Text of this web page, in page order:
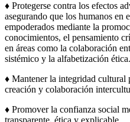
♦ Protegerse contra los efectos
asegurando que los humanos en
empoderados mediante la
conocimientos, el pensamiento
en áreas como la colaboración
sistémico y la alfabetización ética.
♦ Mantener la integridad
creación y colaboración
♦ Promover la confianza social